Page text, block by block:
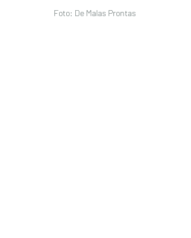
Foto: De Malas Prontas